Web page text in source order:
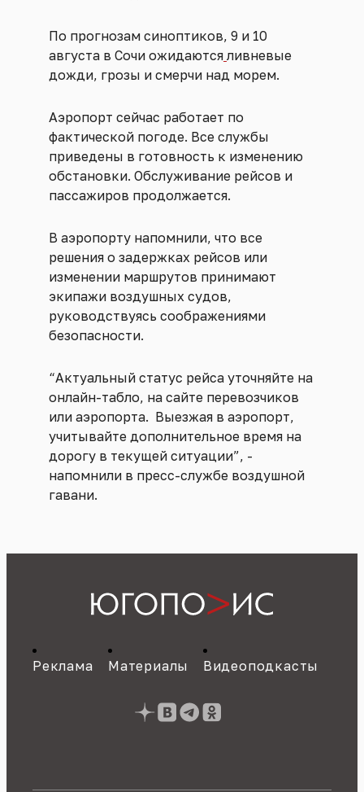
По прогнозам синоптиков, 9 и 10
августа в Сочи ожидаются ливневые
дожди, грозы и смерчи над морем.
Аэропорт сейчас работает по
фактической погоде. Все службы
приведены в готовность к изменению
обстановки. Обслуживание рейсов и
пассажиров продолжается.
В аэропорту напомнили, что все
решения о задержках рейсов или
изменении маршрутов принимают
экипажи воздушных судов,
руководствуясь соображениями
безопасности.
“Актуальный статус рейса уточняйте на
онлайн-табло, на сайте перевозчиков
или аэропорта. Выезжая в аэропорт,
учитывайте дополнительное время на
дорогу в текущей ситуации”, -
напомнили в пресс-службе воздушной
гавани.
Реклама Материалы Видеоподкасты